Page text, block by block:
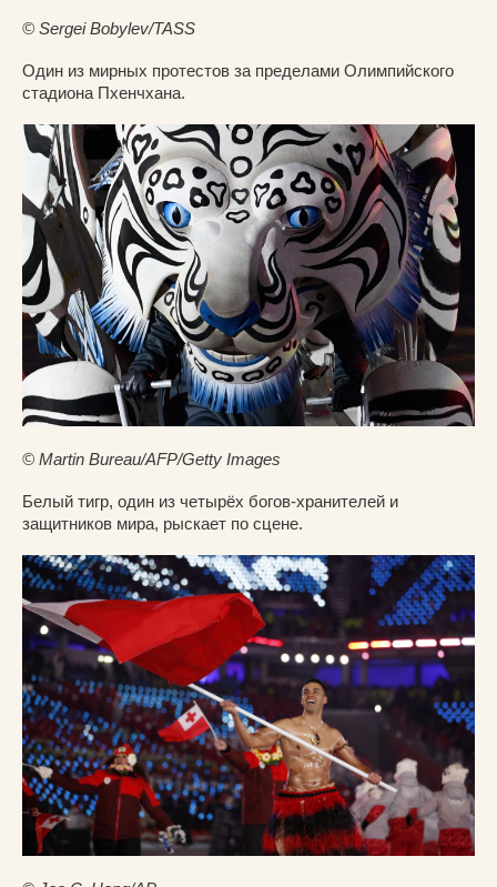
© Sergei Bobylev/TASS
Один из мирных протестов за пределами Олимпийского
стадиона Пхенчхана.
© Martin Bureau/AFP/Getty Images
Белый тигр, один из четырёх богов-хранителей и
защитников мира, рыскает по сцене.